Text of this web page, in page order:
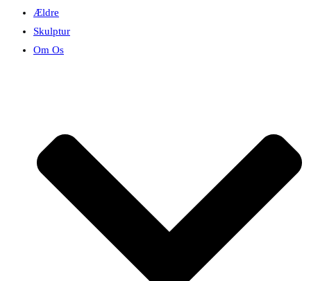
Ældre
Skulptur
Om Os